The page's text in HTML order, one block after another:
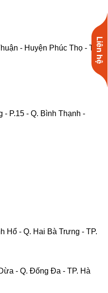
Liên hệ
- Huyện Phúc Thọ - TP.
P.15 - Q. Bình Thạnh -
Hổ - Q. Hai Bà Trưng - TP.
- Q. Đống Đa - TP. Hà